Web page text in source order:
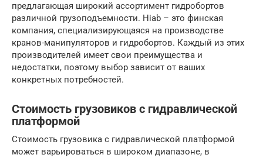
предлагающая широкий ассортимент гидробортов
различной грузоподъемности. Hiab – это финская
компания, специализирующаяся на производстве
кранов-манипуляторов и гидробортов. Каждый из этих
производителей имеет свои преимущества и
недостатки, поэтому выбор зависит от ваших
конкретных потребностей.
Стоимость грузовиков с гидравлической
платформой
Стоимость грузовика с гидравлической платформой
может варьироваться в широком диапазоне, в